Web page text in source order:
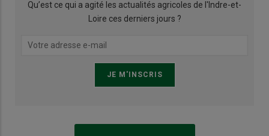
Qu’est ce qui a agité les actualités agricoles de l'Indre-et-
Loire ces derniers jours ?